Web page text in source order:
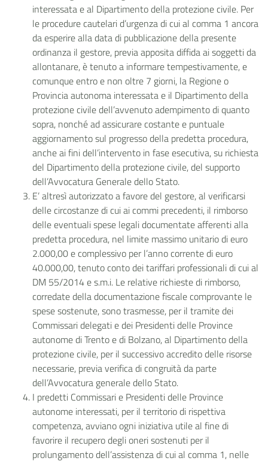
interessata e al Dipartimento della protezione civile. Per
le procedure cautelari d’urgenza di cui al comma 1 ancora
da esperire alla data di pubblicazione della presente
ordinanza il gestore, previa apposita diffida ai soggetti da
allontanare, è tenuto a informare tempestivamente, e
comunque entro e non oltre 7 giorni, la Regione o
Provincia autonoma interessata e il Dipartimento della
protezione civile dell’avvenuto adempimento di quanto
sopra, nonché ad assicurare costante e puntuale
aggiornamento sul progresso della predetta procedura,
anche ai fini dell’intervento in fase esecutiva, su richiesta
del Dipartimento della protezione civile, del supporto
dell’Avvocatura Generale dello Stato.
E’ altresì autorizzato a favore del gestore, al verificarsi
delle circostanze di cui ai commi precedenti, il rimborso
delle eventuali spese legali documentate afferenti alla
predetta procedura, nel limite massimo unitario di euro
2.000,00 e complessivo per l’anno corrente di euro
40.000,00, tenuto conto dei tariffari professionali di cui al
DM 55/2014 e s.m.i. Le relative richieste di rimborso,
corredate della documentazione fiscale comprovante le
spese sostenute, sono trasmesse, per il tramite dei
Commissari delegati e dei Presidenti delle Province
autonome di Trento e di Bolzano, al Dipartimento della
protezione civile, per il successivo accredito delle risorse
necessarie, previa verifica di congruità da parte
dell’Avvocatura generale dello Stato.
I predetti Commissari e Presidenti delle Province
autonome interessati, per il territorio di rispettiva
competenza, avviano ogni iniziativa utile al fine di
favorire il recupero degli oneri sostenuti per il
prolungamento dell’assistenza di cui al comma 1, nelle